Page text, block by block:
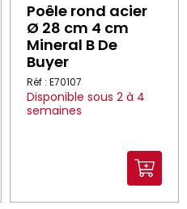
Poêle rond acier
Ø 28 cm 4 cm
Mineral B De
Buyer
Réf : E70107
Disponible sous 2 à 4
semaines